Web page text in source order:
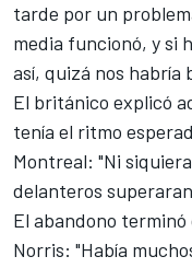
tarde por un
media funcionó, y si
así, quizá nos habría
El británico explicó
tenía el ritmo
Montreal: "Ni
delanteros
El abandono
Norris: "Había